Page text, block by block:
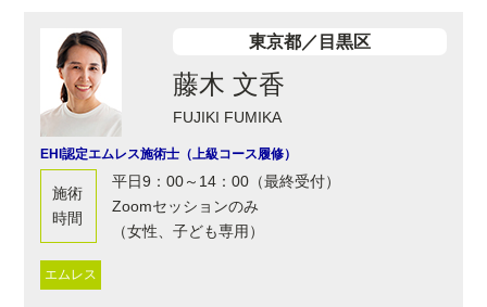
東京都／目黒区
藤木 文香
FUJIKI FUMIKA
EHI認定エムレス施術士（上級コース履修）
施術
時間
​平日9：00～14：00（最終受付）
Zoomセッションのみ
（女性、子ども専用）
エムレス